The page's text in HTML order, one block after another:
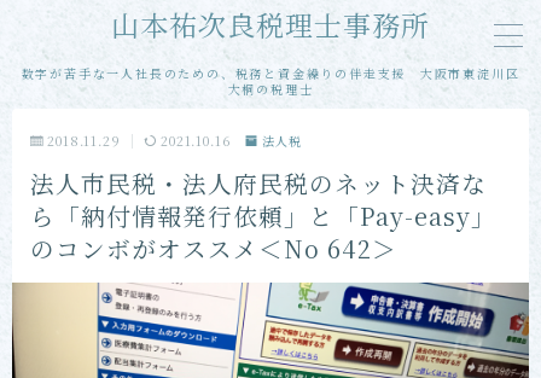
山本祐次良税理士事務所
数字が苦手な一人社長のための、税務と資金繰りの伴走支援 大阪市東淀川区
大桐の税理士
MENU
単発・スポット相談
単発・スポット申告
当事務所の特徴
2018.11.29 2021.10.16 法人税
法人市民税・法人府民税のネット決済な
ら「納付情報発行依頼」と「Pay-easy」
のコンボがオススメ＜No 642＞